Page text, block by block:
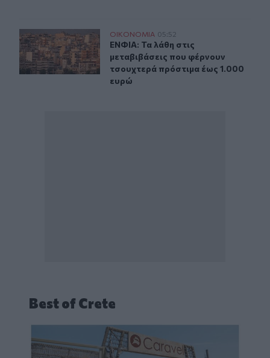
ΕΝΦΙΑ: Τα λάθη στις μεταβιβάσεις που φέρνουν
ΟΙΚΟΝΟΜΙΑ 05:52
ΕΝΦΙΑ: Τα λάθη στις
ΕΝΦΙΑ: Τα λάθη στις
μεταβιβάσεις που φέρνουν
τσουχτερά πρόστιμα έως 1.000
ευρώ
Best of Crete